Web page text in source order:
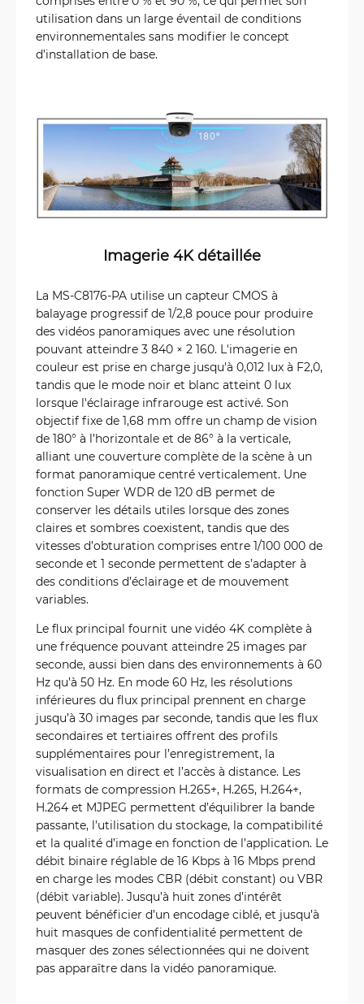
utilisation dans un large éventail de conditions
environnementales sans modifier le concept
d’installation de base.
Imagerie 4K détaillée
La MS-C8176-PA utilise un capteur CMOS à
balayage progressif de 1/2,8 pouce pour produire
des vidéos panoramiques avec une résolution
pouvant atteindre 3 840 × 2 160. L'imagerie en
couleur est prise en charge jusqu'à 0,012 lux à F2,0,
tandis que le mode noir et blanc atteint 0 lux
lorsque l'éclairage infrarouge est activé. Son
objectif fixe de 1,68 mm offre un champ de vision
de 180° à l’horizontale et de 86° à la verticale,
alliant une couverture complète de la scène à un
format panoramique centré verticalement. Une
fonction Super WDR de 120 dB permet de
conserver les détails utiles lorsque des zones
claires et sombres coexistent, tandis que des
vitesses d’obturation comprises entre 1/100 000 de
seconde et 1 seconde permettent de s’adapter à
des conditions d’éclairage et de mouvement
variables.
Le flux principal fournit une vidéo 4K complète à
une fréquence pouvant atteindre 25 images par
seconde, aussi bien dans des environnements à 60
Hz qu’à 50 Hz. En mode 60 Hz, les résolutions
inférieures du flux principal prennent en charge
jusqu’à 30 images par seconde, tandis que les flux
secondaires et tertiaires offrent des profils
supplémentaires pour l’enregistrement, la
visualisation en direct et l’accès à distance. Les
formats de compression H.265+, H.265, H.264+,
H.264 et MJPEG permettent d’équilibrer la bande
passante, l’utilisation du stockage, la compatibilité
et la qualité d’image en fonction de l’application. Le
débit binaire réglable de 16 Kbps à 16 Mbps prend
en charge les modes CBR (débit constant) ou VBR
(débit variable). Jusqu’à huit zones d’intérêt
peuvent bénéficier d’un encodage ciblé, et jusqu’à
huit masques de confidentialité permettent de
masquer des zones sélectionnées qui ne doivent
pas apparaître dans la vidéo panoramique.